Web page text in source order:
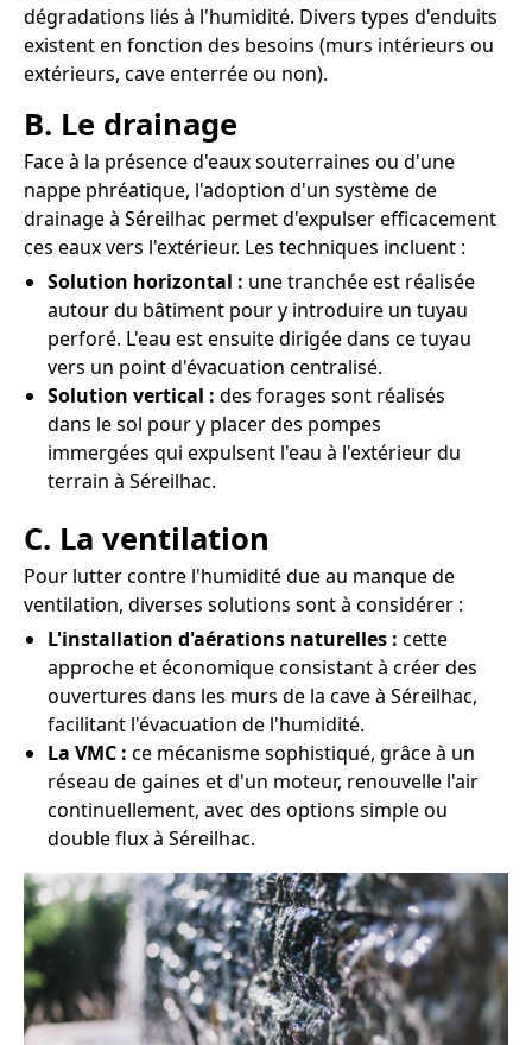
dégradations liés à l'humidité. Divers types d'enduits
existent en fonction des besoins (murs intérieurs ou
extérieurs, cave enterrée ou non).
B. Le drainage
Face à la présence d'eaux souterraines ou d'une
nappe phréatique, l'adoption d'un système de
drainage à Séreilhac permet d'expulser efficacement
ces eaux vers l'extérieur. Les techniques incluent :
Solution horizontal : une tranchée est réalisée
autour du bâtiment pour y introduire un tuyau
perforé. L'eau est ensuite dirigée dans ce tuyau
vers un point d'évacuation centralisé.
Solution vertical : des forages sont réalisés
dans le sol pour y placer des pompes
immergées qui expulsent l'eau à l'extérieur du
terrain à Séreilhac.
C. La ventilation
Pour lutter contre l'humidité due au manque de
ventilation, diverses solutions sont à considérer :
L'installation d'aérations naturelles : cette
approche et économique consistant à créer des
ouvertures dans les murs de la cave à Séreilhac,
facilitant l'évacuation de l'humidité.
La VMC : ce mécanisme sophistiqué, grâce à un
réseau de gaines et d'un moteur, renouvelle l'air
continuellement, avec des options simple ou
double flux à Séreilhac.